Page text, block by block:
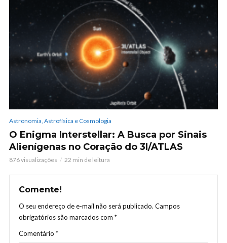
Astronomia, Astrofísica e Cosmologia
O Enigma Interstellar: A Busca por Sinais
Alienígenas no Coração do 3I/ATLAS
876 visualizações 22 min de leitura
Comente!
O seu endereço de e-mail não será publicado. Campos
obrigatórios são marcados com *
Comentário *